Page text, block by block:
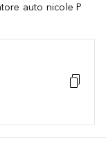
auto nicole P